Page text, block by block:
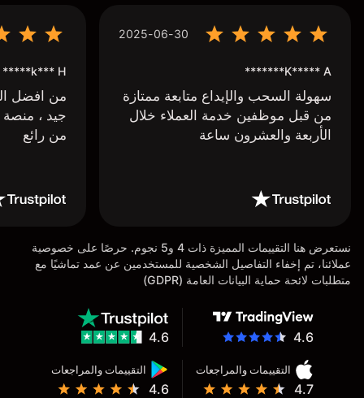
2025-06-30
K***** A*******
سهولة السحب والإيداع متابعة ممتازة
من قبل موظفين خدمة العملاء خلال
الأربعة والعشرون ساعة
k*** H*****
من افضل
جيد ،
من رائع
نستعرض هنا التقييمات المميزة ذات 4 و5 نجوم. حرصًا على خصوصية
عملائنا، تم إخفاء التفاصيل الشخصية للمستخدمين عن عمد تماشيًا مع
متطلبات لائحة حماية البيانات العامة (GDPR)
4.6
التقييمات والمراجعات
4.7
التقييمات والمراجعات
4.6
4.6